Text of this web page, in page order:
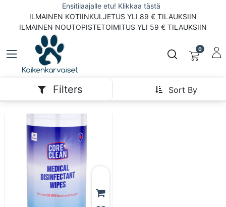
Ensitilaajalle etu! Klikkaa tästä
ILMAINEN KOTIINKULJETUS YLI 89 € TILAUKSIIN
ILMAINEN NOUTOPISTETOIMITUS YLI 59 € TILAUKSIIN
0
Sort By
Filters